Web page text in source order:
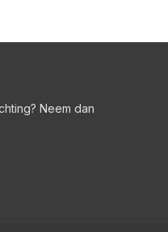
Neem dan